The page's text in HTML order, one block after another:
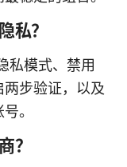
私？
私模式、禁用
步验证，以及
。
？